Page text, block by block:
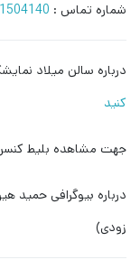
شماره تماس :
درباره سالن میلاد
کنید
جهت مشاهده بلیط
درباره بیوگرافی حمید
زودی)